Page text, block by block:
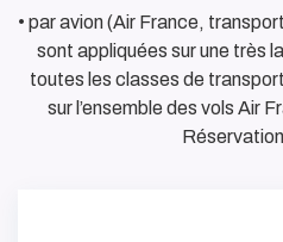
• par avion (Air France,
sont appliquées sur une très
toutes les classes de
sur l’ensemble des vols Air